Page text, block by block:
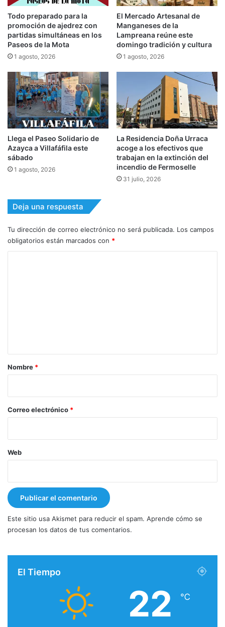
Todo preparado para la
promoción de ajedrez con
partidas simultáneas en los
Paseos de la Mota
1 agosto, 2026
El Mercado Artesanal de
Manganeses de la
Lampreana reúne este
domingo tradición y cultura
1 agosto, 2026
Llega el Paseo Solidario de
Azayca a Villafáfila este
sábado
1 agosto, 2026
La Residencia Doña Urraca
acoge a los efectivos que
trabajan en la extinción del
incendio de Fermoselle
31 julio, 2026
Deja una respuesta
Tu dirección de correo electrónico no será publicada. Los campos
obligatorios están marcados con *
r
*
Nombre *
Correo electrónico *
Web
Este sitio usa Akismet para reducir el spam. Aprende cómo se
procesan los datos de tus comentarios.
El Tiempo
22 ℃